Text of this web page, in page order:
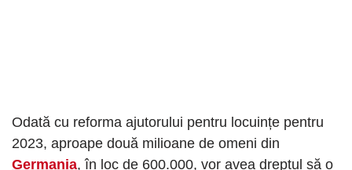
Odată cu reforma ajutorului pentru locuințe pentru
2023, aproape două milioane de omeni din
Germania, în loc de 600.000, vor avea dreptul să o